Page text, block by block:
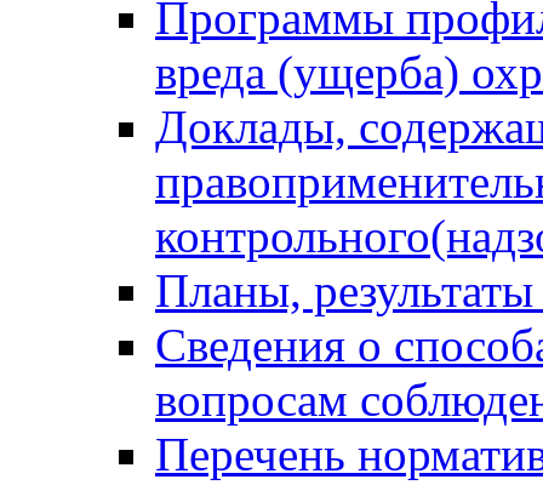
Программы
вреда (ущерба)
Доклады,
Планы,
Сведения о
вопросам
Перечень